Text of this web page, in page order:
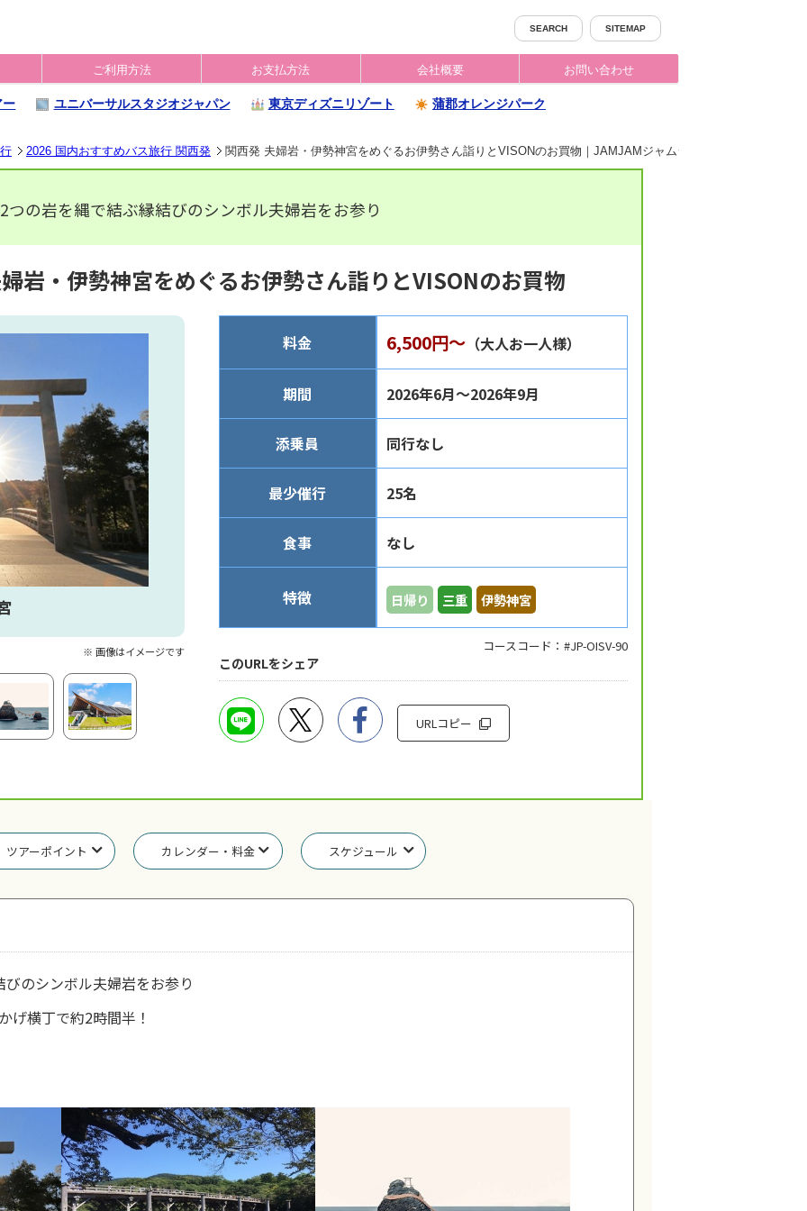
SEARCH SITEMAP
ご利用方法 お支払方法 会社概要 お問い合わせ
ー ユニバーサルスタジオジャパン 東京ディズニリゾート 蒲郡オレンジパーク
2026 国内おすすめバス旅行 関西発 関西発 夫婦岩・伊勢神宮をめぐるお伊勢さん詣りとVISONのお買物｜JAMJAMジャムジャムツアー
つの岩を縄で結ぶ縁結びのシンボル夫婦岩をお参り
岩・伊勢神宮をめぐるお伊勢さん詣りとVISONのお買物
※ 画像はイメージです
料金 6,500円～（大人お一人様）
期間 2026年6月～2026年9月
添乗員 同行なし
最少催行 25名
食事 なし
特徴 日帰り 三重 伊勢神宮
コースコード：#JP-OISV-90
このURLをシェア
URLコピー
ツアーポイント カレンダー・料金 スケジュール
のシンボル夫婦岩をお参り
げ横丁で約2時間半！